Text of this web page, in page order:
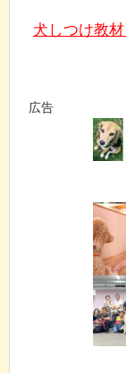
犬しつけ教
広告